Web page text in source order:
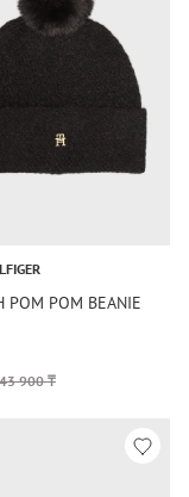
POM POM BEANIE
43 900 ₸